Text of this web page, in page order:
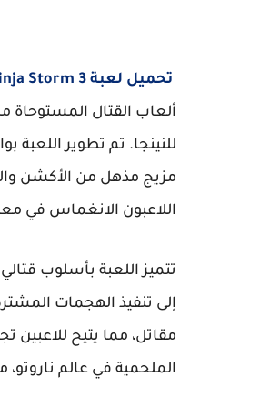
تحميل لعبة Naruto Shippuden Ultimate Ninja Storm 3
ألعاب القتال المستوحاة
مزيج مذهل من الأكشن
اللاعبون الانغماس في
تتميز اللعبة بأسلوب
مقاتل، مما يتيح للاعبين
الملحمية في عالم